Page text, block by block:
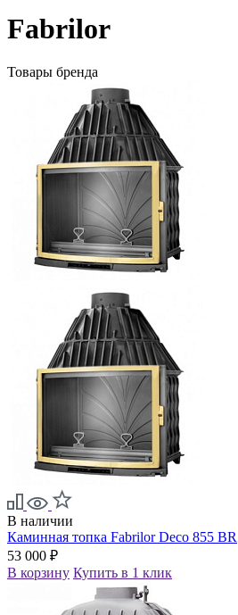
Fabrilor
Товары бренда
В наличии
Каминная топка Fabrilor Deco 855 BR
53 000 ₽
В корзину Купить в 1 клик